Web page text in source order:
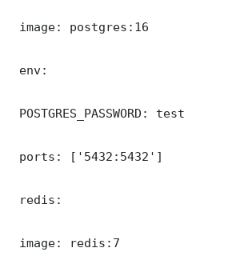
image: postgres:16
env:
POSTGRES_PASSWORD: test
ports: ['5432:5432']
redis:
image: redis:7